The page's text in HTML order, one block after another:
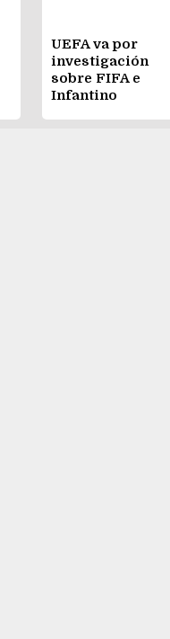
UEFA va por
investigación
sobre FIFA e
Infantino